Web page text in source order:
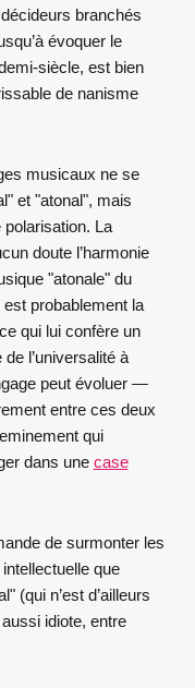
branchés
évoquer le
siècle, est bien
de nanisme
musicaux ne se
et "atonal", mais
La
doute l’harmonie
"atonale" du
probablement la
qui lui confère un
l’universalité à
peut évoluer —
entre ces deux
qui
dans une case
de surmonter les
que
(qui n’est d’ailleurs
idiote, entre